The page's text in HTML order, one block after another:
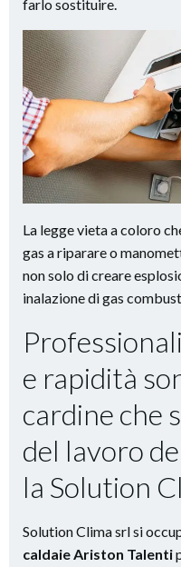
farlo sostituire.
La legge vieta a coloro
gas a riparare o
non solo di creare
inalazione di gas
e rapidità
cardine che
del lavoro
la Solution
Solution Clima srl si
caldaie Ariston Talenti